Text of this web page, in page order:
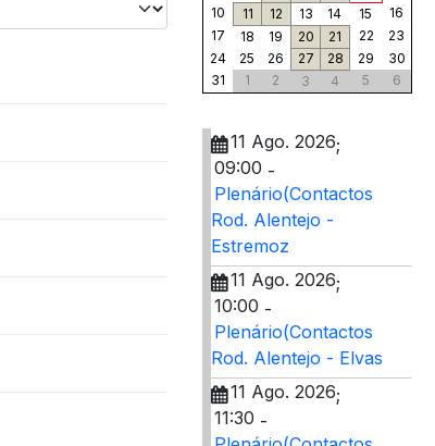
10
11 12 13 14 15
16
17
18 19 20 21 22
23
24
25 26 27 28 29
30
31
1 2 3 4 5 6
11 Ago. 2026;
09:00 -
Plenário(Contactos
Rod. Alentejo -
Estremoz
11 Ago. 2026;
10:00 -
Plenário(Contactos
Rod. Alentejo - Elvas
11 Ago. 2026;
11:30 -